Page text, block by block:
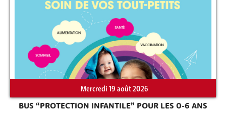
Mercredi 19 août 2026
BUS “PROTECTION INFANTILE” POUR LES 0-6 ANS